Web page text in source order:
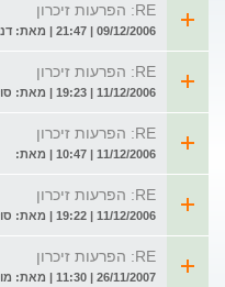
RE: הפרעות זיכרון
09/12/2006 | 21:47 | מאת: דני לא רופא ולא מטפל
RE: הפרעות זיכרון
11/12/2006 | 19:23 | מאת: סוזי
RE: הפרעות זיכרון
11/12/2006 | 10:47 | מאת:
RE: הפרעות זיכרון
11/12/2006 | 19:22 | מאת: סוזי
RE: הפרעות זיכרון
26/11/2007 | 11:30 | מאת: מור